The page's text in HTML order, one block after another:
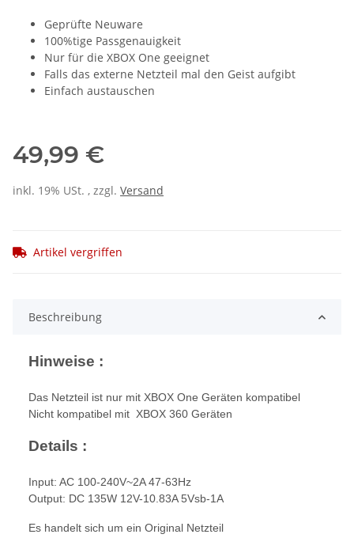
Geprüfte Neuware
100%tige Passgenauigkeit
Nur für die XBOX One geeignet
Falls das externe Netzteil mal den Geist aufgibt
Einfach austauschen
49,99 €
inkl. 19% USt. , zzgl. Versand
Artikel vergriffen
Beschreibung
Hinweise :
Das Netzteil ist nur mit XBOX One Geräten kompatibel
Nicht kompatibel mit XBOX 360 Geräten
Details :
Input: AC 100-240V~2A 47-63Hz
Output: DC 135W 12V-10.83A 5Vsb-1A
Es handelt sich um ein Original Netzteil